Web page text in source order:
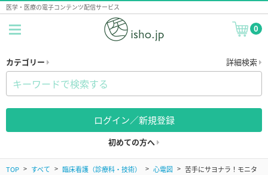
医学・医療の電子コンテンツ配信サービス
0
カテゴリー 詳細検索
ログイン／新規登録
初めての方へ
TOP すべて 臨床看護（診療科・技術） 心電図
苦手にサヨナラ！モニタ